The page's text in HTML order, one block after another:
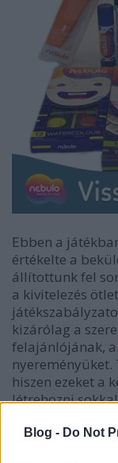
Blog - Do Not
Ebben a
értékelte a
állítottunk fel
a kivitelezés
kizárólag a
felajánlójának, a
hiszen ezeket a
létrehozni
elkészítésükre,